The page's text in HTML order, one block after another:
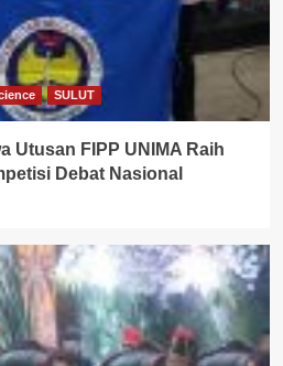
SULUT
Utusan FIPP UNIMA Raih
Debat Nasional